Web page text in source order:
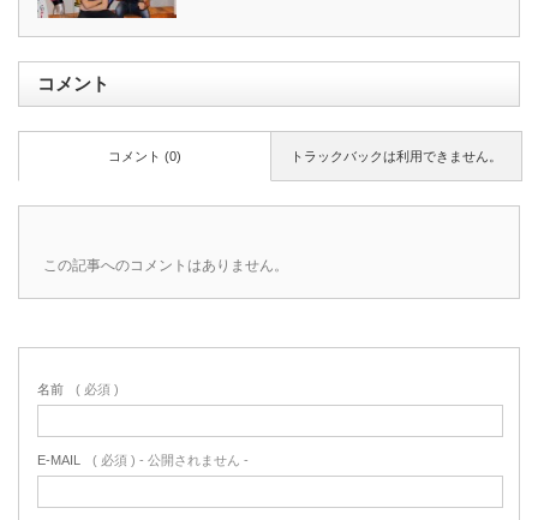
コメント
トラックバックは利用できません。
コメント (0)
この記事へのコメントはありません。
名前 ( 必須 )
E-MAIL ( 必須 ) - 公開されません -